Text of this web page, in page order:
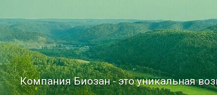
Компания Биозан - это уникальная